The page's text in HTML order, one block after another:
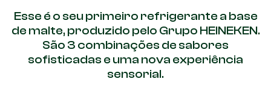
Esse é o seu primeiro refrigerante a base
de malte, produzido pelo Grupo HEINEKEN.
São 3 combinações de sabores
sofisticadas e uma nova experiência
sensorial.